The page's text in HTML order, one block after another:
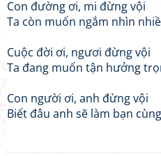
Con đường ơi, mi đừng vội
Ta còn muốn ngắm nhìn
Cuộc đời ơi, ngươi đừng vội
Ta đang muốn tận hưởng
Con người ơi, anh đừng vội
Biết đâu anh sẽ làm bạn